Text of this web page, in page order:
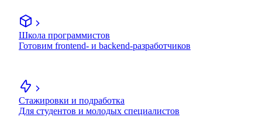
Школа программистов
Готовим frontend- и backend-разработчиков
Стажировки и подработка
Для студентов и молодых специалистов